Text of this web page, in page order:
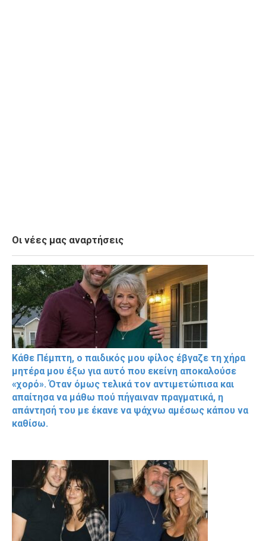
Οι νέες μας αναρτήσεις
Κάθε Πέμπτη, ο παιδικός μου φίλος έβγαζε τη χήρα
μητέρα μου έξω για αυτό που εκείνη αποκαλούσε
«χορό». Όταν όμως τελικά τον αντιμετώπισα και
απαίτησα να μάθω πού πήγαιναν πραγματικά, η
απάντησή του με έκανε να ψάχνω αμέσως κάπου να
καθίσω.